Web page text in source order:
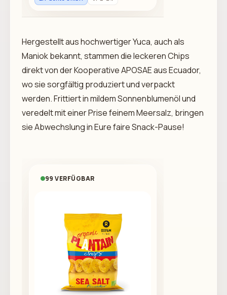
Hergestellt aus hochwertiger Yuca, auch als
Maniok bekannt, stammen die leckeren Chips
direkt von der Kooperative APOSAE aus Ecuador,
wo sie sorgfältig produziert und verpackt
werden. Frittiert in mildem Sonnenblumenöl und
veredelt mit einer Prise feinem Meersalz, bringen
sie Abwechslung in Eure faire Snack-Pause!
99 VERFÜGBAR